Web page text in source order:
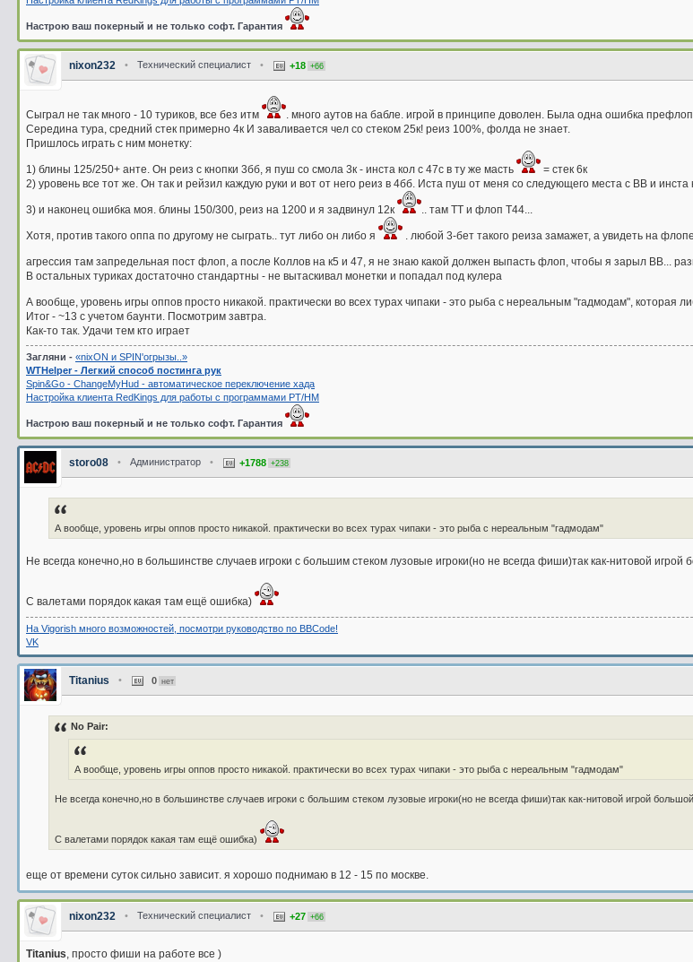
Настрою ваш покерный и не только софт. Гарантия
nixon232 • Технический специалист • +18 +66
Сыграл не так много - 10 туриков, все без итм
. много аутов на бабле. игрой в принципе доволен. Была одна ошибка
Середина тура, средний стек примерно 4к И заваливается чел со стеком 25к! реиз 100%, фолда не знает.
Пришлось играть с ним монетку:
1) блины 125/250+ анте. Он реиз с кнопки 3бб, я пуш со смола 3к - инста кол с 47с в ту же масть
= стек 6к
2) уровень все тот же. Он так и рейзил каждую руки и вот от него реиз в 4бб. Иста пуш от меня со следующего места с ВВ и инста
3) и наконец ошибка моя. блины 150/300, реиз на 1200 и я задвинул 12к .. там ТТ и флоп Т44...
Хотя, против такого оппа по другому не сыграть.. тут либо он либо я . любой 3-бет такого реиза замажет, а увидеть на
агрессия там запредельная пост флоп, а после Коллов на к5 и 47, я не знаю какой должен выпасть флоп, чтобы я зарыл ВВ...
В остальных туриках достаточно стандартны - не вытаскивал монетки и попадал под кулера
А вообще, уровень игры оппов просто никакой. практически во всех турах чипаки - это рыба с нереальным "гадмодам", которая
Итог - ~13 с учетом баунти. Посмотрим завтра.
Как-то так. Удачи тем кто играет
Загляни - «nixON и SPIN'oгрызы..»
WTHelper - Легкий способ постинга рук
Spin&Go - ChangeMyHud - автоматическое переключение хада
Настройка клиента RedKings для работы с программами PT/HM
Настрою ваш покерный и не только софт. Гарантия
storo08 • Администратор • +1788 +238
А вообще, уровень игры оппов просто никакой. практически во всех турах чипаки - это рыба с нереальным "гадмодам"
Не всегда конечно,но в большинстве случаев игроки с большим стеком лузовые игроки(но не всегда фиши)так как-нитовой игрой
С валетами порядок какая там ещё ошибка)
На Vigorish много возможностей, посмотри руководство по BBCode!
VK
Titanius • 0 нет
No Pair:
А вообще, уровень игры оппов просто никакой. практически во всех турах чипаки - это рыба с нереальным "гадмодам"
Не всегда конечно,но в большинстве случаев игроки с большим стеком лузовые игроки(но не всегда фиши)так как-нитовой игрой
С валетами порядок какая там ещё ошибка)
еще от времени суток сильно зависит. я хорошо поднимаю в 12 - 15 по москве.
nixon232 • Технический специалист • +27 +66
Titanius , просто фиши на работе все )